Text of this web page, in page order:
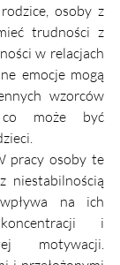
osoby z
trudności z
w relacjach
emocje mogą
wzorców
co może być
pracy osoby te
niestabilnością
na ich
i
motywacji.